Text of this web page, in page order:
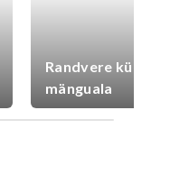
Randvere
mänguala